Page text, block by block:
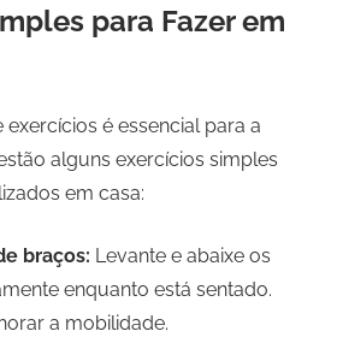
para Fazer em
é essencial para a
alguns exercícios simples
em casa:
braços: Levante e abaixe os
enquanto está sentado.
a mobilidade.